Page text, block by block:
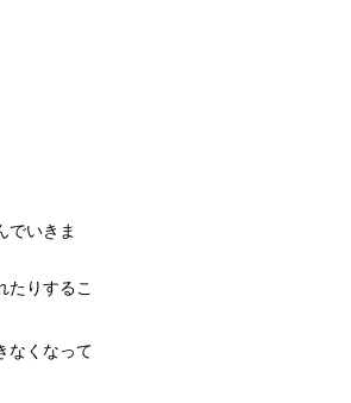
でいきま
たりするこ
なくなって